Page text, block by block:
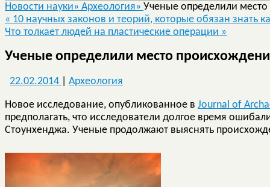
Новости науки» Археология» Ученые определили
« 10 научных законов и теорий, которые обязан знать
Что толкает людей на пластические операции »
Ученые определили место
22.02.2014 Археология
Новое исследование, опубликованное в Journal of
предполагать, что исследователи долгое время
Стоунхенджа. Ученые продолжают выяснять